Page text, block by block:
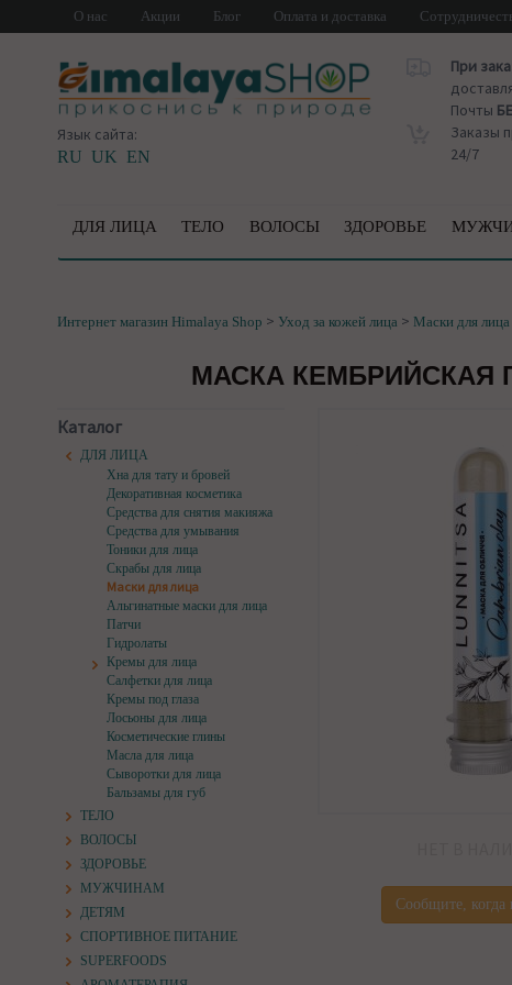
О нас Акции Блог Оплата и доставка
Язык сайта:
RU UK EN
При
Почты
Заказы
24/7
ДЛЯ ЛИЦА ТЕЛО ВОЛОСЫ ЗДОРОВЬЕ
Интернет магазин Himalaya Shop > Уход за кожей лица > Маски для лица
МАСКА КЕМБРИЙСКАЯ
Каталог
ДЛЯ ЛИЦА
Хна для тату и бровей
Декоративная косметика
Средства для снятия макияжа
Средства для умывания
Тоники для лица
Скрабы для лица
Маски для лица
Альгинатные маски для лица
Патчи
Гидролаты
Кремы для лица
Салфетки для лица
Кремы под глаза
Лосьоны для лица
Косметические глины
Масла для лица
Сыворотки для лица
Бальзамы для губ
ТЕЛО
ВОЛОСЫ
ЗДОРОВЬЕ
МУЖЧИНАМ
ДЕТЯМ
СПОРТИВНОЕ ПИТАНИЕ
SUPERFOODS
Сообщите, когда